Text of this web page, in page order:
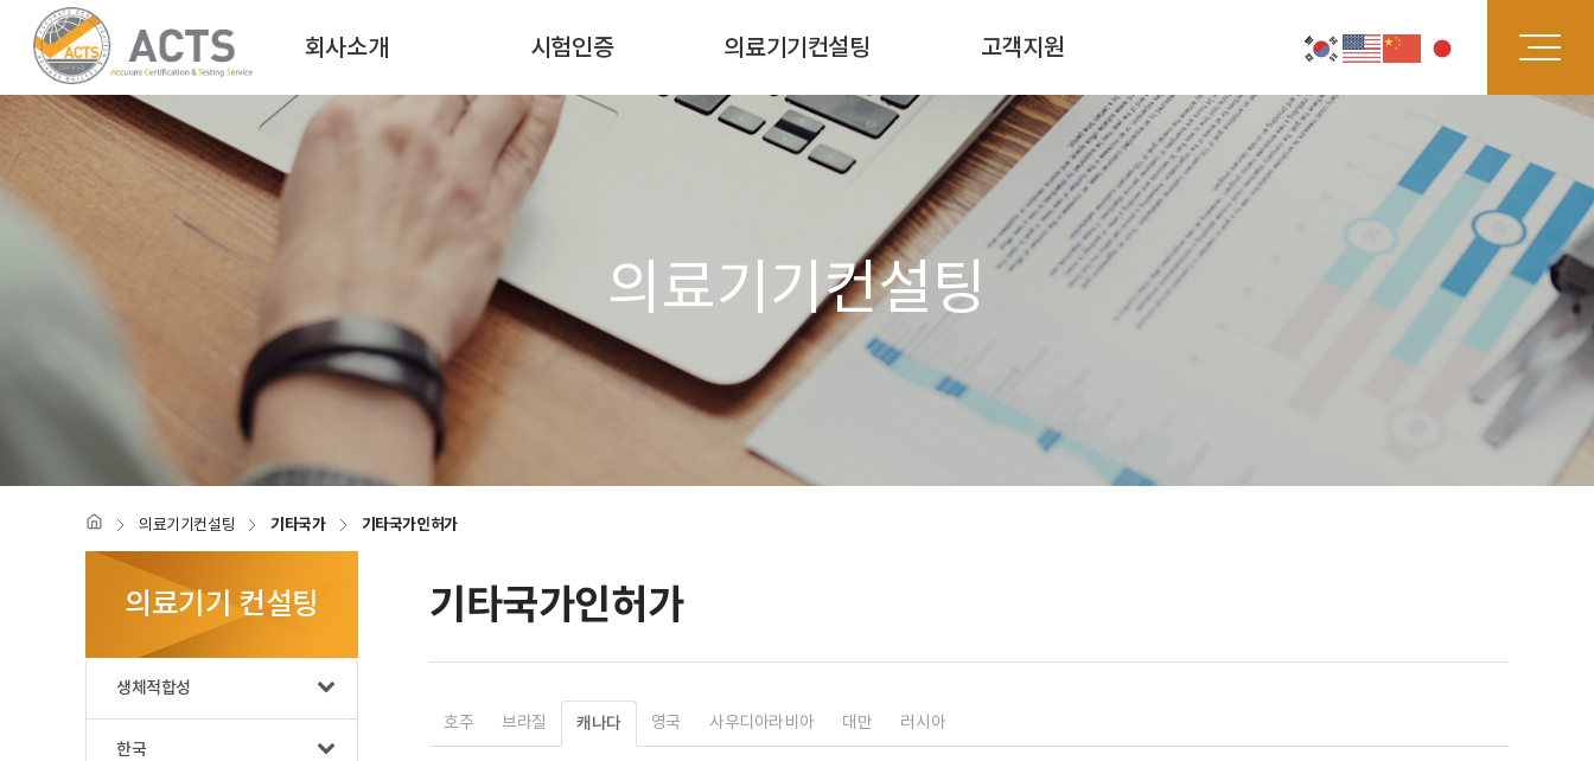
회사소개
CEO인사말
오시는길
시험인증
전기안전/전자파 인증
의료기기컨설팅
생체적합성
유럽
일본
중국
기타국가
기술문서
기타서비스
고객지원
ACTS 소식
공지사항
컨설팅 실적
CONTACT US
Q&A(서비스 문의)
의료기기컨설팅
의료기기컨설팅 기타국가 기타국가인허가
의료기기 컨설팅
생체적합성
한국
기타국가인허가
호주 브라질 캐나다 영국 사우디아라비아 대만 러시아